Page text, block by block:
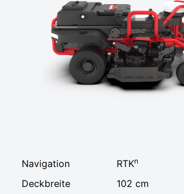
Navigation RTKn
Deckbreite
102 cm